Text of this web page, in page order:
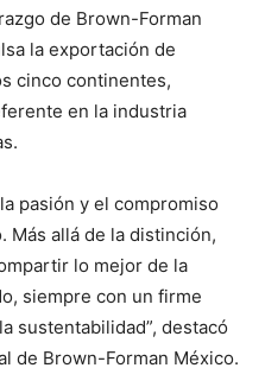
de Brown-Forman
la exportación de
cinco continentes,
en la industria
pasión y el compromiso
Más allá de la distinción,
lo mejor de la
siempre con un firme
sustentabilidad”, destacó
de Brown-Forman México.